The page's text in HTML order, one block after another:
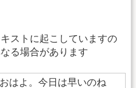
ストに起こしていますの
る場合があります
おはよ。今日は早いのね